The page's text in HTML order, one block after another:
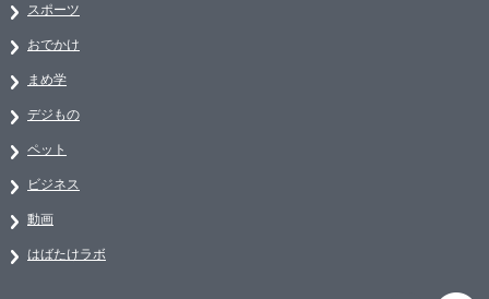
スポーツ
おでかけ
まめ学
デジもの
ペット
ビジネス
動画
はばたけラボ